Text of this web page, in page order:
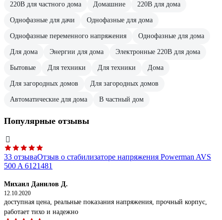
220В для частного дома Домашние 220В для дома
Однофазные для дачи Однофазные для дома
Однофазные переменного напряжения Однофазные для дома
Для дома Энергии для дома Электронные 220В для дома
Бытовые Для техники Для техники Дома
Для загородных домов Для загородных домов
Автоматические для дома В частный дом
Популярные отзывы
33 отзываОтзыв о стабилизаторе напряжения Powerman AVS
500 A 6121481
Михаил Данилов Д.
12.10.2020
доступная цена, реальные показания напряжения, прочный корпус,
работает тихо и надежно